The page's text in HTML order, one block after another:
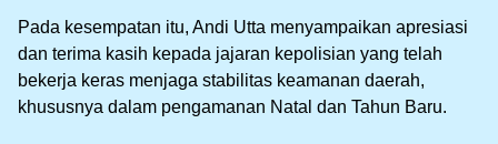
Pada kesempatan itu, Andi Utta menyampaikan apresiasi
dan terima kasih kepada jajaran kepolisian yang telah
bekerja keras menjaga stabilitas keamanan daerah,
khususnya dalam pengamanan Natal dan Tahun Baru.